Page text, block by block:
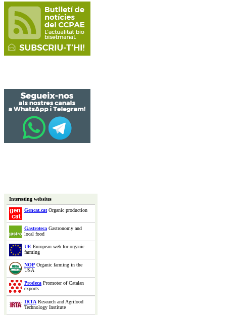
Interesting websites
Gencat.catOrganic production
Gastroteca Gastronomy and
local food
UE European web for organic
farming
NOP Organic farming in the
USA
Prodeca Promoter of Catalan
exports
IRTA Research and Agrifood
Technology Institute